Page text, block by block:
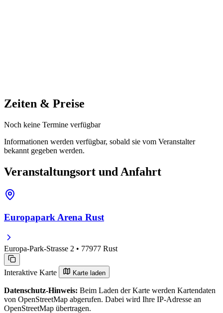
Zeiten & Preise
Noch keine Termine verfügbar
Informationen werden verfügbar, sobald sie vom Veranstalter
bekannt gegeben werden.
Veranstaltungsort und Anfahrt
Europapark Arena Rust
Europa-Park-Strasse 2 • 77977 Rust
Interaktive Karte Karte laden
Datenschutz-Hinweis: Beim Laden der Karte werden Kartendaten
von OpenStreetMap abgerufen. Dabei wird Ihre IP-Adresse an
OpenStreetMap übertragen.